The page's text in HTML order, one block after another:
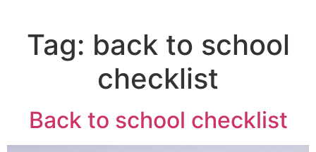
Tag: back to school
checklist
Back to school checklist